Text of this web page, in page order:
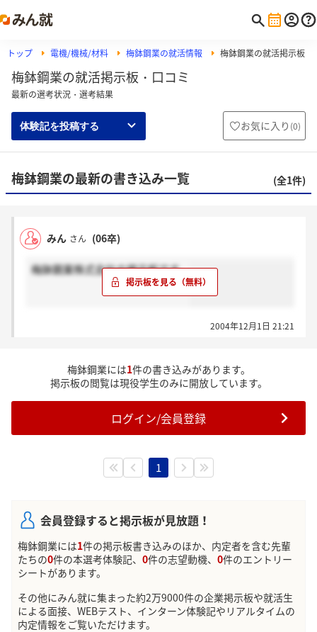
トップ 電機/機械/材料 梅鉢鋼業の就活情報 梅鉢鋼業の就活掲示板
梅鉢鋼業の就活掲示板・口コミ
最新の選考状況・選考結果
体験記を投稿する お気に入り (0)
梅鉢鋼業の最新の書き込み一覧 (全1件)
みん さん (06卒)
梅鉢鋼業株式会社の掲示板です。
2004年12月1日 21:21
梅鉢鋼業には1件の書き込みがあります。
掲示板の閲覧は現役学生のみに開放しています。
ログイン/会員登録
1
会員登録すると掲示板が見放題！
梅鉢鋼業には1件の掲示板書き込みのほか、内定者を含む先輩
たちの0件の本選考体験記、 0件の志望動機、 0件のエントリー
シートがあります。
その他にみん就に集まった約2万9000件の企業掲示板や就活生
による面接、WEBテスト、インターン体験記やリアルタイムの
内定情報をご覧いただけます。